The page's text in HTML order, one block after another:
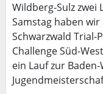
Wildberg-Sulz
Samstag haben
Schwarzwald Trial-
Challenge Süd-
ein Lauf zur